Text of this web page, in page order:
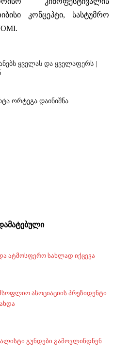
კონცეპტი, სასტუმრო
ყველას და ყველაფერს |
ორტეგა დაინიშნა
ატმოსფერო სახლად იქცევა
ასოციაციის პრეზიდენტი
გუნდები გამოვლინდნენ